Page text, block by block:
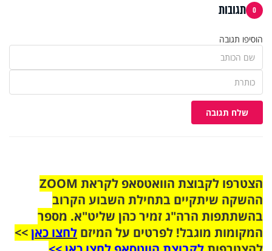
0 תגובות
הוסיפו תגובה
שלח תגובה
הצטרפו לקבוצת הוואטסאפ לקראת ZOOM
ההשקה שיתקיים בתחילת השבוע הקרוב
בהשתתפות הרה"ג זמיר כהן שליט"א. מספר
המקומות מוגבל! לפרטים על המיזם לחצו כאן>>